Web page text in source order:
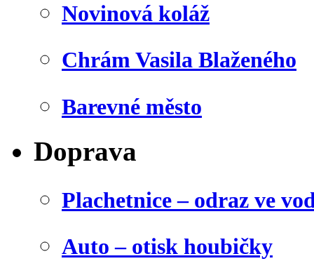
Novinová koláž
Chrám Vasila Blaženého
Barevné město
Doprava
Plachetnice – odraz ve
Auto – otisk houbičky